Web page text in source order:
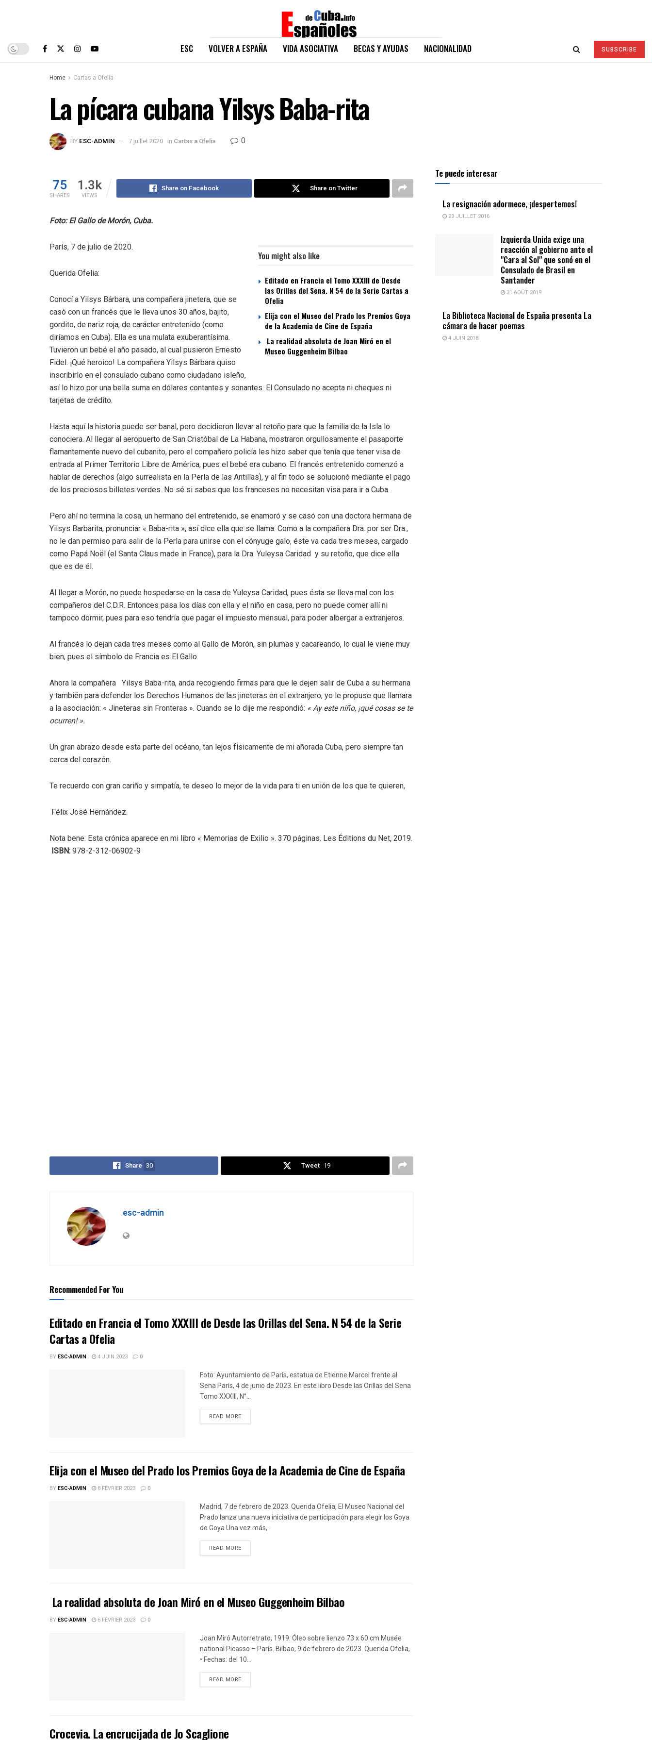
ESC VOLVER A ESPAÑA VIDA ASOCIATIVA BECAS Y AYUDAS NACIONALIDAD SUBSCRIBE
Home Cartas a Ofelia
La pícara cubana Yilsys Baba-rita
BY ESC-ADMIN 7 juillet 2020 in Cartas a Ofelia 0
75
SHARES
1.3k
VIEWS
Share on Facebook Share on Twitter
Foto: El Gallo de Morón, Cuba.
You might also like
Editado en Francia el Tomo XXXIII de Desde
las Orillas del Sena. N 54 de la Serie Cartas a
Ofelia
Elija con el Museo del Prado los Premios Goya
de la Academia de Cine de España
La realidad absoluta de Joan Miró en el
Museo Guggenheim Bilbao
París, 7 de julio de 2020.
Querida Ofelia:
Conocí a Yilsys Bárbara, una compañera jinetera, que se
casó con un francés que le lleva unos 30 años, bajito,
gordito, de nariz roja, de carácter entretenido (como
diríamos en Cuba). Ella es una mulata exuberantísima.
Tuvieron un bebé el año pasado, al cual pusieron Ernesto
Fidel. ¡Qué heroico! La compañera Yilsys Bárbara quiso
inscribirlo en el consulado cubano como ciudadano isleño,
así lo hizo por una bella suma en dólares contantes y sonantes. El Consulado no acepta ni cheques ni
tarjetas de crédito.
Hasta aquí la historia puede ser banal, pero decidieron llevar al retoño para que la familia de la Isla lo
conociera. Al llegar al aeropuerto de San Cristóbal de La Habana, mostraron orgullosamente el pasaporte
flamantemente nuevo del cubanito, pero el compañero policía les hizo saber que tenía que tener visa de
entrada al Primer Territorio Libre de América, pues el bebé era cubano. El francés entretenido comenzó a
hablar de derechos (algo surrealista en la Perla de las Antillas), y al fin todo se solucionó mediante el pago
de los preciosos billetes verdes. No sé si sabes que los franceses no necesitan visa para ir a Cuba.
Pero ahí no termina la cosa, un hermano del entretenido, se enamoró y se casó con una doctora hermana de
Yilsys Barbarita, pronunciar « Baba-rita », así dice ella que se llama. Como a la compañera Dra. por ser Dra.,
no le dan permiso para salir de la Perla para unirse con el cónyuge galo, éste va cada tres meses, cargado
como Papá Noël (el Santa Claus made in France), para la Dra. Yuleysa Caridad y su retoño, que dice ella
que es de él.
Al llegar a Morón, no puede hospedarse en la casa de Yuleysa Caridad, pues ésta se lleva mal con los
compañeros del C.D.R. Entonces pasa los días con ella y el niño en casa, pero no puede comer allí ni
tampoco dormir, pues para eso tendría que pagar el impuesto mensual, para poder albergar a extranjeros.
Al francés lo dejan cada tres meses como al Gallo de Morón, sin plumas y cacareando, lo cual le viene muy
bien, pues el símbolo de Francia es El Gallo.
Ahora la compañera Yilsys Baba-rita, anda recogiendo firmas para que le dejen salir de Cuba a su hermana
y también para defender los Derechos Humanos de las jineteras en el extranjero; yo le propuse que llamara
a la asociación: « Jineteras sin Fronteras ». Cuando se lo dije me respondió: « Ay este niño, ¡qué cosas se te
ocurren! ».
Un gran abrazo desde esta parte del océano, tan lejos físicamente de mi añorada Cuba, pero siempre tan
cerca del corazón.
Te recuerdo con gran cariño y simpatía, te deseo lo mejor de la vida para ti en unión de los que te quieren,
Félix José Hernández.
Nota bene: Esta crónica aparece en mi libro « Memorias de Exilio ». 370 páginas. Les Éditions du Net, 2019.
ISBN: 978-2-312-06902-9
Share 30 Tweet 19
esc-admin
Recommended For You
Editado en Francia el Tomo XXXIII de Desde las Orillas del Sena. N 54 de la Serie
Cartas a Ofelia
BYESC-ADMIN 4 JUIN 2023 0
Foto: Ayuntamiento de París, estatua de Etienne Marcel frente al
Sena París, 4 de junio de 2023. En este libro Desde las Orillas del Sena
Tomo XXXIII, N°...
READ MOREDETAILS
Elija con el Museo del Prado los Premios Goya de la Academia de Cine de España
BYESC-ADMIN 8 FÉVRIER 2023 0
Madrid, 7 de febrero de 2023. Querida Ofelia, El Museo Nacional del
Prado lanza una nueva iniciativa de participación para elegir los Goya
de Goya Una vez más,...
READ MOREDETAILS
La realidad absoluta de Joan Miró en el Museo Guggenheim Bilbao
BYESC-ADMIN 6 FÉVRIER 2023 0
Joan Miró Autorretrato, 1919. Óleo sobre lienzo 73 x 60 cm Musée
national Picasso – París. Bilbao, 9 de febrero de 2023. Querida Ofelia,
• Fechas: del 10...
READ MOREDETAILS
Crocevia. La encrucijada de Jo Scaglione
Te puede interesar
La resignación adormece, ¡despertemos!
23 JUILLET 2016
Izquierda Unida exige una
reacción al gobierno ante el
"Cara al Sol" que sonó en el
Consulado de Brasil en
Santander
31 AOÛT 2019
La Biblioteca Nacional de España presenta La
cámara de hacer poemas
4 JUIN 2018